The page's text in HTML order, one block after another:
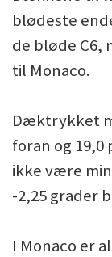
blødeste
de bløde C6,
til Monaco.
Dæktrykket
foran og 19,0
ikke være
-2,25 grader
I Monaco er